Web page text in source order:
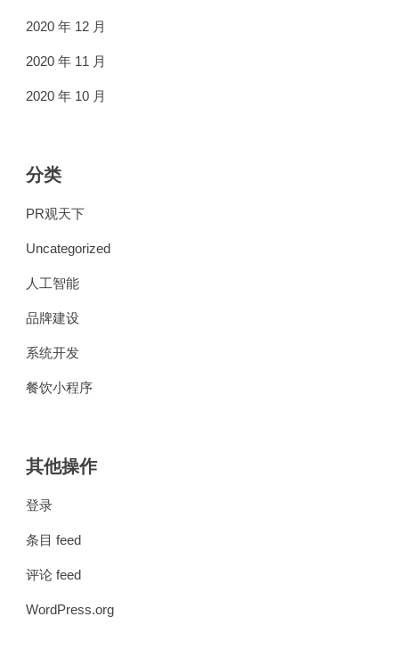
2020 年 12 月
2020 年 11 月
2020 年 10 月
分类
PR观天下
Uncategorized
人工智能
品牌建设
系统开发
餐饮小程序
其他操作
登录
条目 feed
评论 feed
WordPress.org